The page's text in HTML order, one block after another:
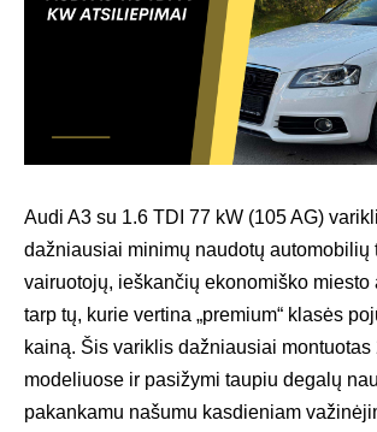
Audi A3 su 1.6 TDI 77 kW (105 AG)
dažniausiai minimų naudotų automobilių
vairuotojų, ieškančių ekonomiško miesto
tarp tų, kurie vertina „premium“ klasės
kainą. Šis variklis dažniausiai montuotas
modeliuose ir pasižymi taupiu degalų
pakankamu našumu kasdieniam